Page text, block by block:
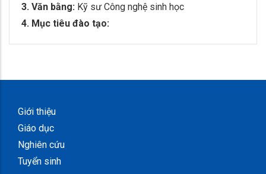
3. Văn bằng: Kỹ sư Công nghệ sinh học
4. Mục tiêu đào tạo:
Giới thiệu
Giáo dục
Nghiên cứu
Tuyển sinh